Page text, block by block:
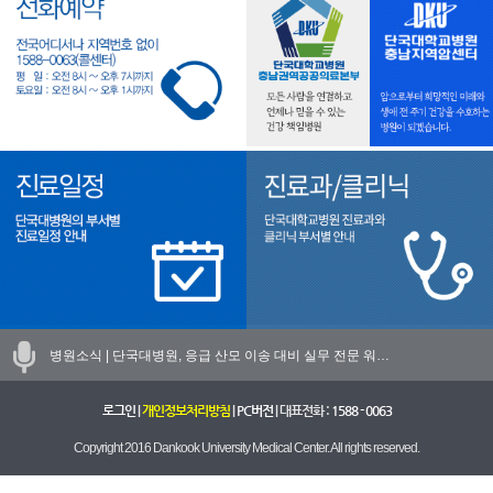
병원소식 | 단국대병원, 응급 산모 이송 대비 실무 전문 워…
로그인| 개인정보처리방침| PC버전| 대표전화 : 1588 - 0063
Copyright 2016 Dankook University Medical Center. All rights reserved.